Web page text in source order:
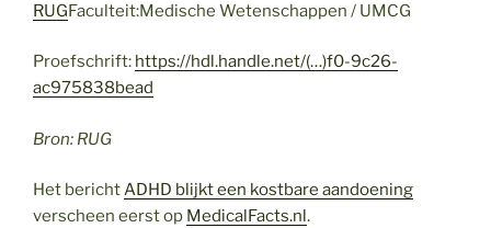
RUGFaculteit:Medische Wetenschappen / UMCG
Proefschrift: https://hdl.handle.net/(…)f0-9c26-
ac975838bead
Bron: RUG
Het berichtADHD blijkt een kostbare aandoening
verscheen eerst op MedicalFacts.nl.